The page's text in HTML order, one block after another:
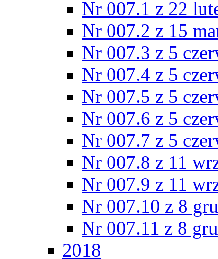
Nr 007.1 z 22
Nr 007.2 z 15
Nr 007.3 z 5
Nr 007.4 z 5
Nr 007.5 z 5
Nr 007.6 z 5
Nr 007.7 z 5
Nr 007.8 z 11
Nr 007.9 z 11
Nr 007.10 z 8
Nr 007.11 z 8
2018